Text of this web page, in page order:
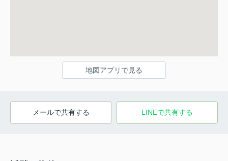
地図アプリで見る
メールで共有する LINEで共有する